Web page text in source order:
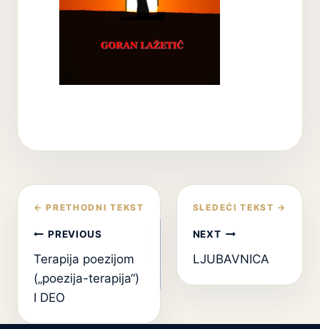
Кретање
чланка
PREVIOUS
Terapija poezijom
(„poezija-terapija“)
I DEO
NEXT
LJUBAVNICA